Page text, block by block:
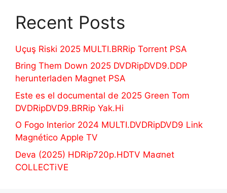
Recent Posts
Uçuş Riski 2025 MULTI.BRRip Torrent PSA
Bring Them Down 2025 DVDRipDVD9.DDP
herunterladen Magnet PSA
Este es el documental de 2025 Green Tom
DVDRipDVD9.BRRip Yak.Hi
O Fogo Interior 2024 MULTI.DVDRipDVD9 Link
Magnético Apple TV
Deva (2025) HDRip720p.HDTV Maʛnet
COLLECTiVE